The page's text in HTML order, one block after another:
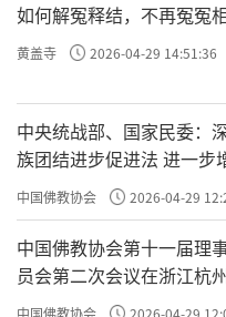
如何解冤释结，不再冤冤
黄盖寺 2026-04-29 14:51:36
中央统战部、国家民委：
族团结进步促进法 进一步
聚力向心力
中国佛教协会 2026-04-29
中国佛教协会第十一届理
员会第二次会议在浙江杭